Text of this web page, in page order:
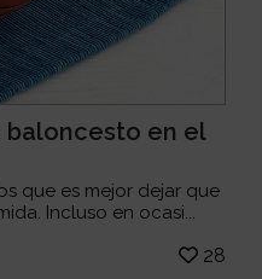
baloncesto en el
que es mejor dejar que
Incluso en ocasi...
28